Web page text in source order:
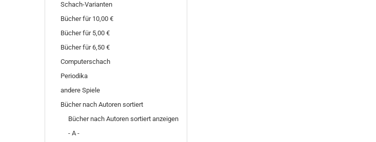
Schach-Varianten
Bücher für 10,00 €
Bücher für 5,00 €
Bücher für 6,50 €
Computerschach
Periodika
andere Spiele
Bücher nach Autoren sortiert
Bücher nach Autoren sortiert anzeigen
- A -